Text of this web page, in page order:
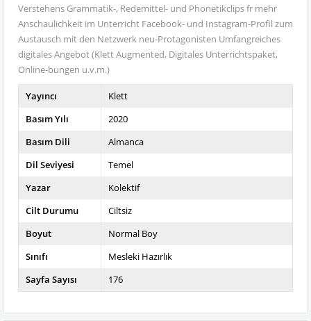
Verstehens Grammatik-, Redemittel- und Phonetikclips fr mehr
Anschaulichkeit im Unterricht Facebook- und Instagram-Profil zum
Austausch mit den Netzwerk neu-Protagonisten Umfangreiches
digitales Angebot (Klett Augmented, Digitales Unterrichtspaket,
Online-bungen u.v.m.)
Yayıncı
Klett
Basım Yılı
2020
Basım Dili
Almanca
Dil Seviyesi
Temel
Yazar
Kolektif
Cilt Durumu
Ciltsiz
Boyut
Normal Boy
Sınıfı
Mesleki Hazırlık
Sayfa Sayısı
176